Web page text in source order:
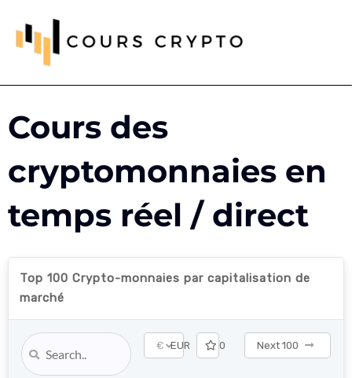
Cours des
cryptomonnaies en
temps réel / direct
Top 100 Crypto-monnaies par capitalisation de
marché
€ EUR 0 Next 100